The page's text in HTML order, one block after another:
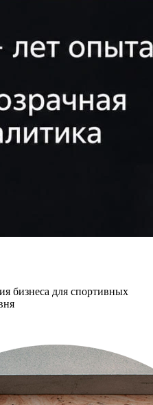
бизнеса для спортивных